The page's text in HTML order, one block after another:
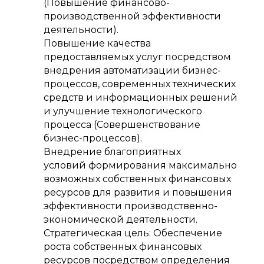
(Повышение финансово-
производственной эффективности
деятельности).
Повышение качества
предоставляемых услуг посредством
внедрения автоматизации бизнес-
процессов, современных технических
средств и информационных решений
и улучшение технологического
процесса (Совершенствование
бизнес-процессов).
Внедрение благоприятных
условий формирования максимально
возможных собственных финансовых
ресурсов для развития и повышения
эффективности производственно-
экономической деятельности.
Стратегическая цель: Обеспечение
роста собственных финансовых
ресурсов посредством определения